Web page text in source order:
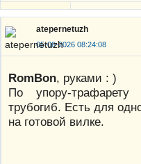
atepernetuzh
05-06-2026 08:24:08
RomBon, руками : )
По упору-
трубогиб. Есть для
на готовой вилке.